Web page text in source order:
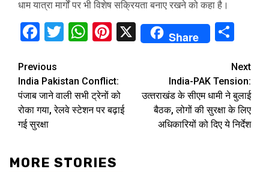
धाम यात्रा मार्गों पर भी विशेष सक्रियता बनाए रखने को कहा है।
Facebook
Twitter
WhatsApp
Pinterest
X Share
Continue
Reading
Previous
India Pakistan Conflict:
पंजाब जाने वाली सभी ट्रेनों को
रोका गया, रेलवे स्टेशन पर बढ़ाई
गई सुरक्षा
Next
India-PAK Tension:
उत्‍तराखंड के सीएम धामी ने बुलाई
बैठक, लोगों की सुरक्षा के लिए
अधिकारियों को दिए ये निर्देश
MORE STORIES